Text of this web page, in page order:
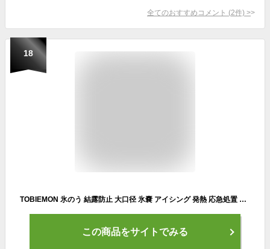
全てのおすすめコメント (2件) >
18
TOBIEMON 氷のう 結露防止 大口径 氷嚢 アイシング 発熱 応急処置 冷やす スポーツ全般 ゴルフ 部活動 TOBIEMONロゴ柄 カジュアル グリーン
この商品をサイトでみる